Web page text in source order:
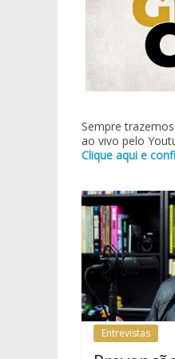
Sempre
ao vivo pelo
Clique aqui e
Entrevistas